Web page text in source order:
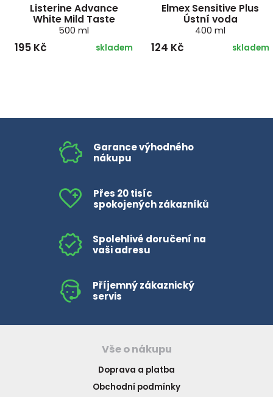
Listerine Advance
White Mild Taste
500 ml
195 Kč skladem
Elmex Sensitive Plus
Ústní voda
400 ml
124 Kč skladem
Garance výhodného
nákupu
Přes 20 tisíc
spokojených zákazníků
Spolehlivé doručení na
vaši adresu
Příjemný zákaznický
servis
Vše o nákupu
Doprava a platba
Obchodní podmínky